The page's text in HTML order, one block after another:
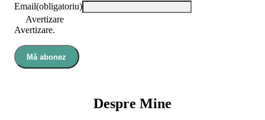
Email(obligatoriu)
Avertizare
Avertizare.
Mă abonez
Despre Mine